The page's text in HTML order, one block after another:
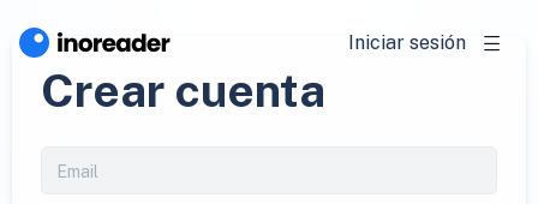
Iniciar sesión
Crear cuenta